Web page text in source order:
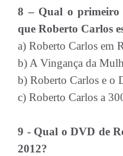
8 – Qual o primeiro
que Roberto Carlos
a) Roberto Carlos em
b) A Vingança da
b) Roberto Carlos e o
c) Roberto Carlos a
9 - Qual o DVD de
2012?